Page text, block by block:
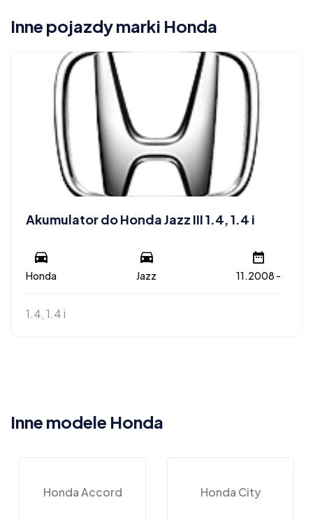
Inne pojazdy marki Honda
Akumulator do Honda Jazz III 1.4, 1.4 i
Honda Jazz 11.2008 -
1.4, 1.4 i
Inne modele Honda
Honda Accord Honda City